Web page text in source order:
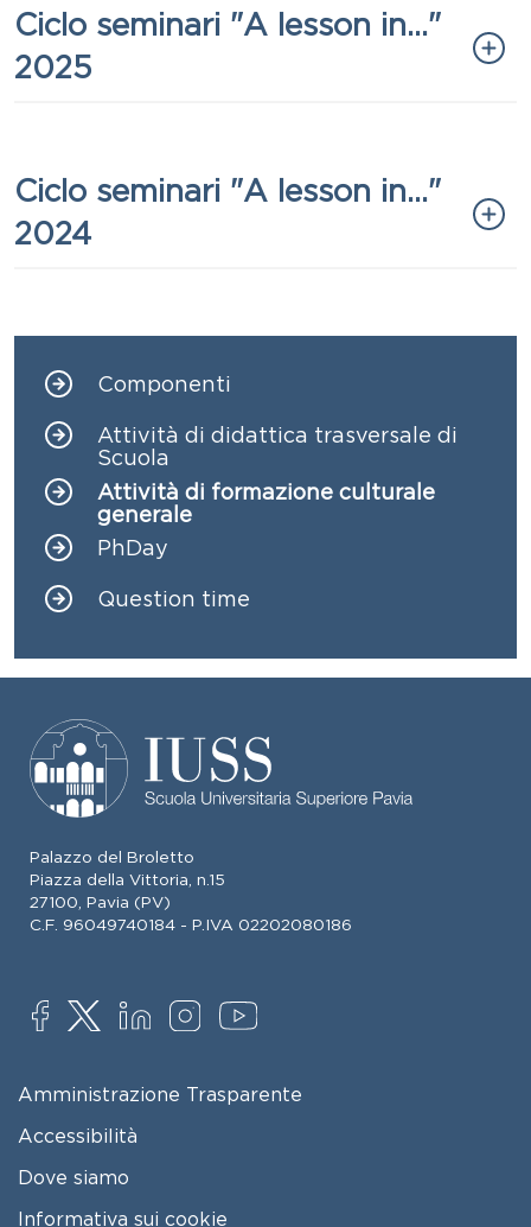
Titolo
Ciclo seminari "A lesson in..."
2025
Titolo
Ciclo seminari "A lesson in..."
2024
Navigazione principale
Componenti
Attività di didattica trasversale di
Scuola
Attività di formazione culturale
generale
PhDay
Question time
Palazzo del Broletto
Piazza della Vittoria, n.15
27100, Pavia (PV)
C.F. 96049740184 - P.IVA 02202080186
SOCIAL
FOOTER MENU
Amministrazione Trasparente
Accessibilità
Dove siamo
Informativa sui cookie